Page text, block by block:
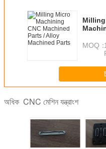
MOQ：
অধিক CNC মেশিন যন্ত্রাংশ